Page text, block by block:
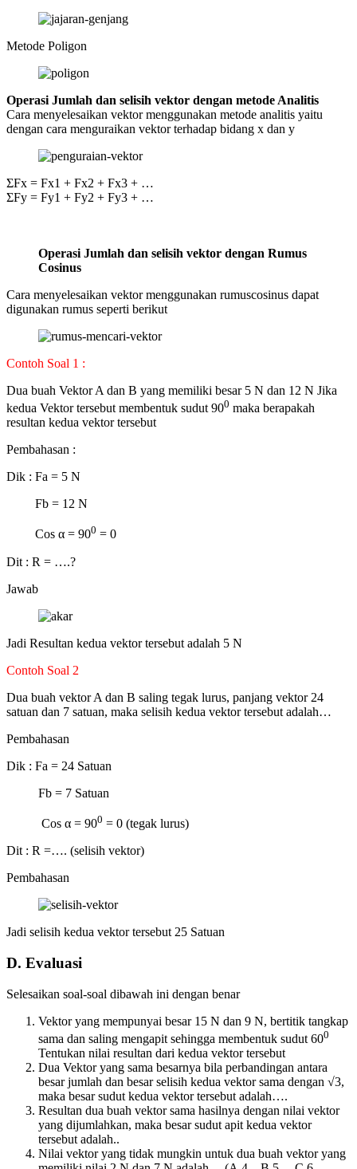
Metode Poligon
Operasi Jumlah dan selisih vektor dengan metode Analitis
Cara menyelesaikan vektor menggunakan metode analitis yaitu
dengan cara menguraikan vektor terhadap bidang x dan y
ΣFx = Fx1 + Fx2 + Fx3 + …
ΣFy = Fy1 + Fy2 + Fy3 + …
Operasi Jumlah dan selisih vektor dengan Rumus
Cosinus
Cara menyelesaikan vektor menggunakan rumuscosinus dapat
digunakan rumus seperti berikut
Contoh Soal 1 :
Dua buah Vektor A dan B yang memiliki besar 5 N dan 12 N Jika
kedua Vektor tersebut membentuk sudut 900 maka berapakah
resultan kedua vektor tersebut
Pembahasan :
Dik : Fa = 5 N
Fb = 12 N
Cos α = 900 = 0
Dit : R = ….?
Jawab
Jadi Resultan kedua vektor tersebut adalah 5 N
Contoh Soal 2
Dua buah vektor A dan B saling tegak lurus, panjang vektor 24
satuan dan 7 satuan, maka selisih kedua vektor tersebut adalah…
Pembahasan
Dik : Fa = 24 Satuan
Fb = 7 Satuan
Cos α = 900 = 0 (tegak lurus)
Dit : R =…. (selisih vektor)
Pembahasan
Jadi selisih kedua vektor tersebut 25 Satuan
D. Evaluasi
Selesaikan soal-soal dibawah ini dengan benar
Vektor yang mempunyai besar 15 N dan 9 N, bertitik tangkap
sama dan saling mengapit sehingga membentuk sudut 600
Tentukan nilai resultan dari kedua vektor tersebut
Dua Vektor yang sama besarnya bila perbandingan antara
besar jumlah dan besar selisih kedua vektor sama dengan √3,
maka besar sudut kedua vektor tersebut adalah….
Resultan dua buah vektor sama hasilnya dengan nilai vektor
yang dijumlahkan, maka besar sudut apit kedua vektor
tersebut adalah..
Nilai vektor yang tidak mungkin untuk dua buah vektor yang